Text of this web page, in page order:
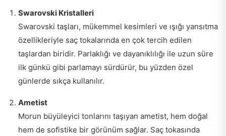
Swarovski Kristalleri
Swarovski taşları, mükemmel kesimleri ve ışığı yansıtma
özellikleriyle saç tokalarında en çok tercih edilen
taşlardan biridir. Parlaklığı ve dayanıklılığı ile uzun süre
ilk günkü gibi parlamayı sürdürür, bu yüzden özel
günlerde sıkça kullanılır.
Ametist
Morun büyüleyici tonlarını taşıyan ametist, hem doğal
hem de sofistike bir görünüm sağlar. Saç tokasında